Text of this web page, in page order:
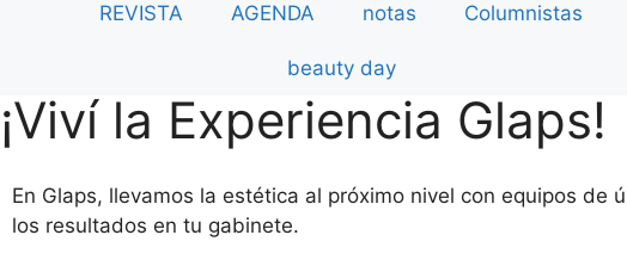
REVISTA AGENDA notas Columnistas
beauty day
¡Viví la Experiencia Glaps!
En Glaps, llevamos la estética al próximo nivel con equipos
los resultados en tu gabinete.